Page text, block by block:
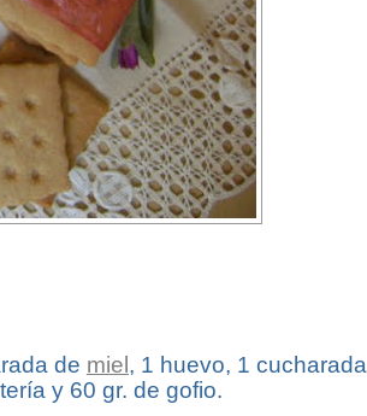
de miel, 1 huevo, 1 cucharada
y 60 gr. de gofio.